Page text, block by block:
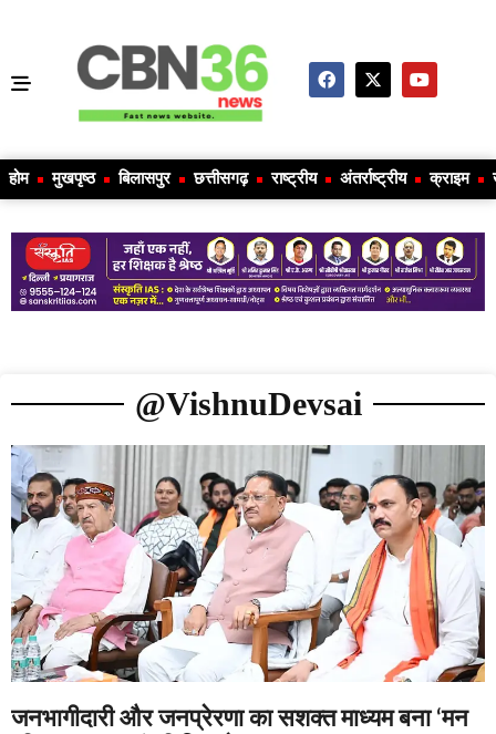
होम मुखपृष्ठ बिलासपुर छत्तीसगढ़ राष्ट्रीय अंतर्राष्ट्रीय क्राइम
@VishnuDevsai
जनभागीदारी और जनप्रेरणा का सशक्त माध्यम बना ‘मन